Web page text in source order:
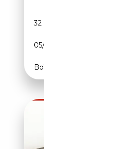
32 000 km
05/2023
Boîte manuelle